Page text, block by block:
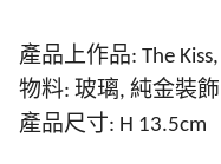
產品上作品: The
物料: 玻璃, 純金裝飾
產品尺寸: H 13.5cm